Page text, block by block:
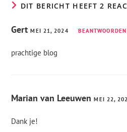
DIT BERICHT HEEFT 2
GertMEI 21, 2024 BEANTWOORDEN
prachtige blog
Marian van Leeuwen MEI 22,
Dank je!